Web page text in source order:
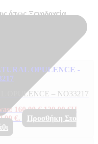
όπως Ξενοδοχεία,
OPULENCE – NO33217
160,00 €.120,00€Η
€.
Προσθήκη Στο